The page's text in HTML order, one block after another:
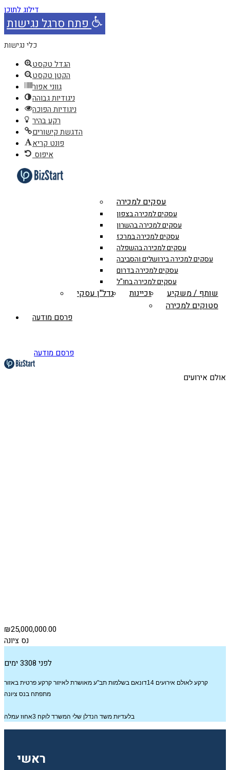
דילוג לתוכן
פתח סרגל נגישות
כלי נגישות
הגדל טקסט
הקטן טקסט
גווני אפור
ניגודיות גבוהה
ניגודיות הפוכה
רקע בהיר
הדגשת קישורים
פונט קריא
איפוס
עסקים למכירה
עסקים למכירה בצפון
עסקים למכירה בהשרון
עסקים למכירה במרכז
עסקים למכירה בהשפלה
עסקים למכירה בירושלים והסביבה
עסקים למכירה בדרום
עסקים למכירה בחו"ל
שותף / משקיע זכיינות
נדל"ן עסקי
סטוקים למכירה
פרסם מודעה
פרסם מודעה
אולם אירועים
₪25,000,000.00
נס ציונה
לפני 3308 ימים
קרקע לאולם אירועים 14דונאם בשלמות תב"ע מאושרת לאיזור קרקע פרטית באזור
מתפתח בנס ציונה
בלעדיות משד הנדלן שלי המשרד לוקח 3אחוז עמלה
ראשי